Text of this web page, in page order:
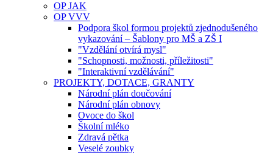
OP JAK
OP VVV
Podpora škol formou projektů zjednodušeného
vykazování – Šablony pro MŠ a ZŠ I
"Vzdělání otvírá mysl"
"Schopnosti, možnosti, příležitosti"
"Interaktivní vzdělávání"
PROJEKTY, DOTACE, GRANTY
Národní plán doučování
Národní plán obnovy
Ovoce do škol
Školní mléko
Zdravá pětka
Veselé zoubky